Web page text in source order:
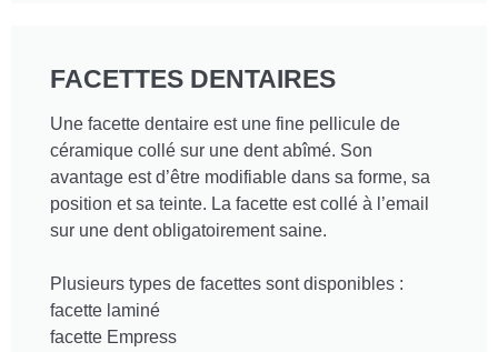
FACETTES DENTAIRES
Une facette dentaire est une fine pellicule de
céramique collé sur une dent abîmé. Son
avantage est d’être modifiable dans sa forme, sa
position et sa teinte. La facette est collé à l’email
sur une dent obligatoirement saine.
Plusieurs types de facettes sont disponibles :
facette laminé
facette Empress